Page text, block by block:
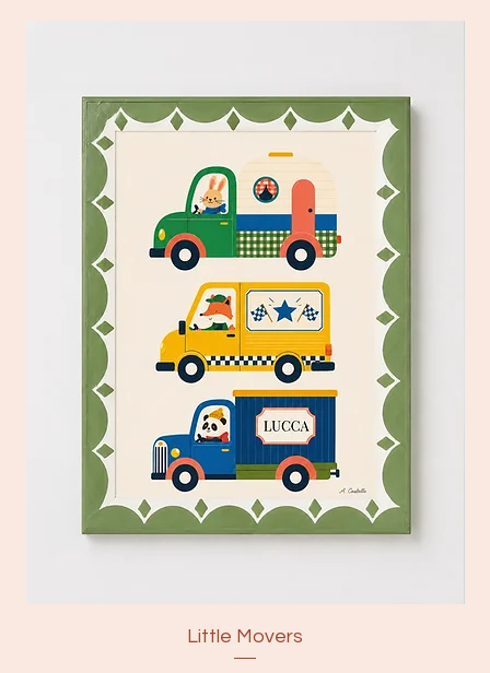
Little Movers